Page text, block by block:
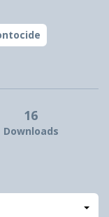
16
Downloads